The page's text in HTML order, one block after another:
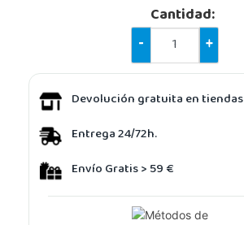
Cantidad:
-
+
Devolución gratuita en tiendas
Entrega 24/72h.
Envío Gratis > 59 €